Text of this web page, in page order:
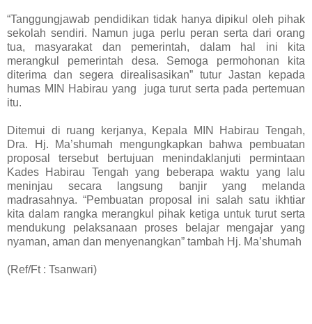
“Tanggungjawab pendidikan tidak hanya dipikul oleh pihak
sekolah sendiri. Namun juga perlu peran serta dari orang
tua, masyarakat dan pemerintah, dalam hal ini kita
merangkul pemerintah desa. Semoga permohonan kita
diterima dan segera direalisasikan” tutur Jastan kepada
humas MIN Habirau yang juga turut serta pada pertemuan
itu.
Ditemui di ruang kerjanya, Kepala MIN Habirau Tengah,
Dra. Hj. Ma’shumah mengungkapkan bahwa pembuatan
proposal tersebut bertujuan menindaklanjuti permintaan
Kades Habirau Tengah yang beberapa waktu yang lalu
meninjau secara langsung banjir yang melanda
madrasahnya. “Pembuatan proposal ini salah satu ikhtiar
kita dalam rangka merangkul pihak ketiga untuk turut serta
mendukung pelaksanaan proses belajar mengajar yang
nyaman, aman dan menyenangkan” tambah Hj. Ma’shumah
(Ref/Ft : Tsanwari)